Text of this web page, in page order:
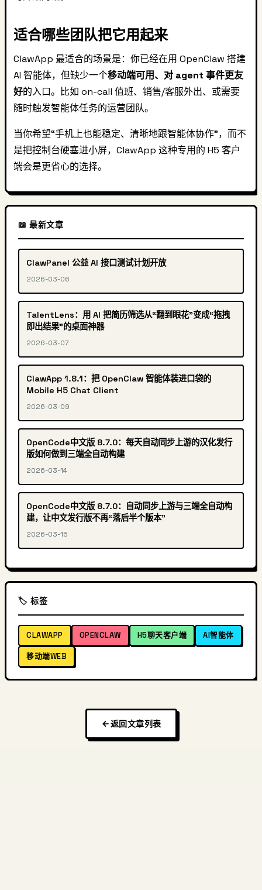
适合哪些团队把它用起来
ClawApp 最适合的场景是：你已经在用 OpenClaw 搭建
AI 智能体，但缺少一个移动端可用、对 agent 事件更友
好的入口。比如 on-call 值班、销售/客服外出、或需要
随时触发智能体任务的运营团队。
当你希望“手机上也能稳定、清晰地跟智能体协作”，而不
是把控制台硬塞进小屏，ClawApp 这种专用的 H5 客户
端会是更省心的选择。
📖 最新文章
ClawPanel 公益 AI 接口测试计划开放
2026-03-06
TalentLens：用 AI 把简历筛选从“翻到眼花”变成“拖拽
即出结果”的桌面神器
2026-03-07
ClawApp 1.8.1：把 OpenClaw 智能体装进口袋的
Mobile H5 Chat Client
2026-03-09
OpenCode中文版 8.7.0：每天自动同步上游的汉化发行
版如何做到三端全自动构建
2026-03-14
OpenCode中文版 8.7.0：自动同步上游与三端全自动构
建，让中文发行版不再“落后半个版本”
2026-03-15
🏷️ 标签
CLAWAPP OPENCLAW H5聊天客户端 AI智能体
移动端WEB
返回文章列表